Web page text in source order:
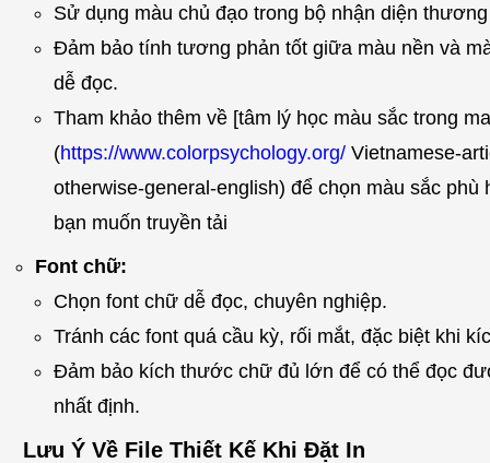
Sử dụng màu chủ đạo trong bộ nhận diện
Đảm bảo tính tương phản tốt giữa màu nền và
dễ đọc.
Tham khảo thêm về [tâm lý học màu sắc trong
(https://www.colorpsychology.org/ Vietnamese-
otherwise-general-english) để chọn màu sắc
bạn muốn truyền tải
Font chữ:
Chọn font chữ dễ đọc, chuyên nghiệp.
Tránh các font quá cầu kỳ, rối mắt, đặc biệt khi
Đảm bảo kích thước chữ đủ lớn để có thể đọc
nhất định.
Lưu Ý Về File Thiết Kế Khi Đặt In